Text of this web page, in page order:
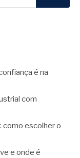
é na
com
escolher o
e onde é